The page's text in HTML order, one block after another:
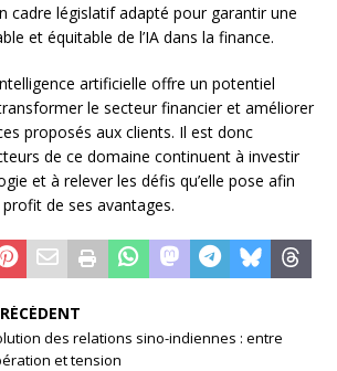
cadre législatif adapté pour garantir une
et équitable de l’IA dans la finance.
artificielle offre un potentiel
le secteur financier et améliorer
proposés aux clients. Il est donc
de ce domaine continuent à investir
et à relever les défis qu’elle pose afin
de ses avantages.
des relations sino-indiennes : entre
et tension